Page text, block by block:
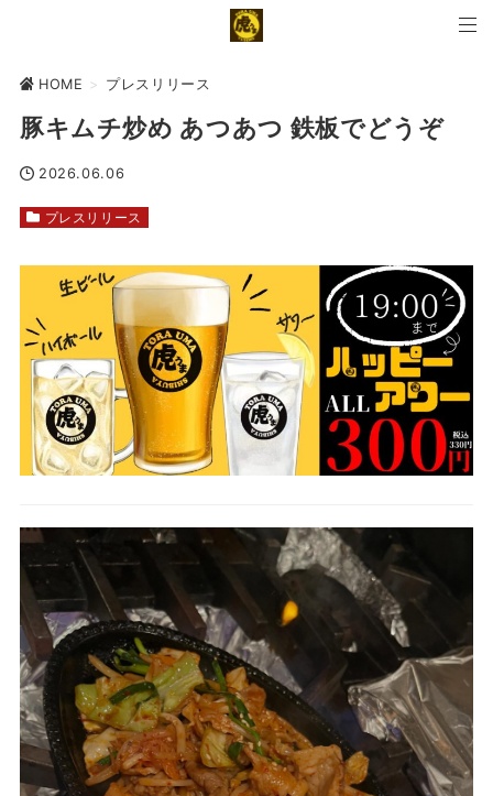
HOME > プレスリリース
豚キムチ炒め あつあつ 鉄板でどうぞ
2026.06.06
プレスリリース